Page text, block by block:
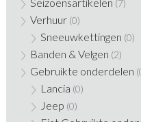
Seizoensartikelen (7)
Verhuur (0)
Sneeuwkettingen (0)
Banden & Velgen (2)
Gebruikte onderdelen
Lancia (0)
Jeep (0)